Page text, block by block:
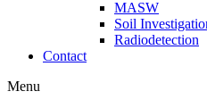
MASW
Soil
Radiodetection
Contact
Menu